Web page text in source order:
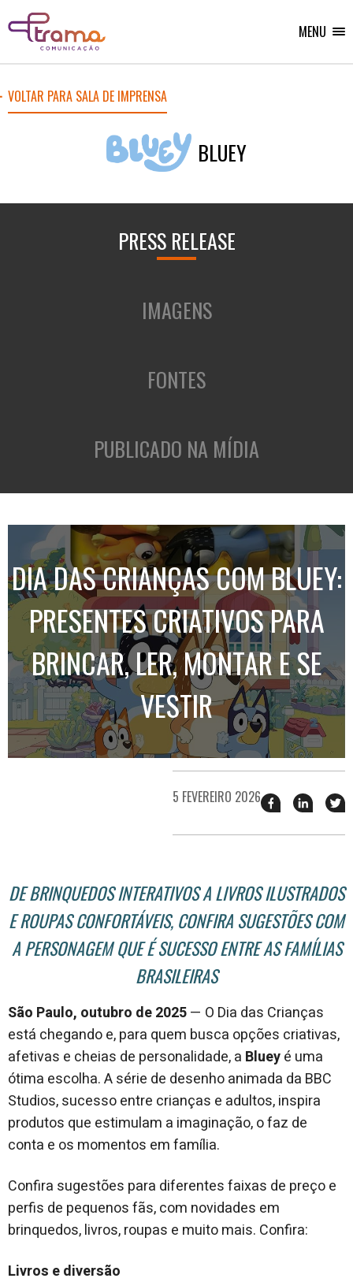
para
site
para
conteúdo
site
MENU
VOLTAR PARA SALA DE IMPRENSA
BLUEY
PRESS RELEASE
IMAGENS
FONTES
PUBLICADO NA MÍDIA
DIA DAS CRIANÇAS COM BLUEY:
PRESENTES CRIATIVOS PARA
BRINCAR, LER, MONTAR E SE
VESTIR
5 FEVEREIRO 2026 Compartilhar
esse
no
esse
no
DE BRINQUEDOS INTERATIVOS A LIVROS ILUSTRADOS
E ROUPAS CONFORTÁVEIS, CONFIRA SUGESTÕES COM
A PERSONAGEM QUE É SUCESSO ENTRE AS FAMÍLIAS
BRASILEIRAS
São Paulo, outubro de 2025— O Dia das Crianças
está chegando e, para quem busca opções criativas,
afetivas e cheias de personalidade, a Blueyé uma
ótima escolha. A série de desenho animada da BBC
Studios, sucesso entre crianças e adultos, inspira
produtos que estimulam a imaginação, o faz de
conta e os momentos em família.
Confira sugestões para diferentes faixas de preço e
perfis de pequenos fãs, com novidades em
brinquedos, livros, roupas e muito mais. Confira:
Livros e diversão